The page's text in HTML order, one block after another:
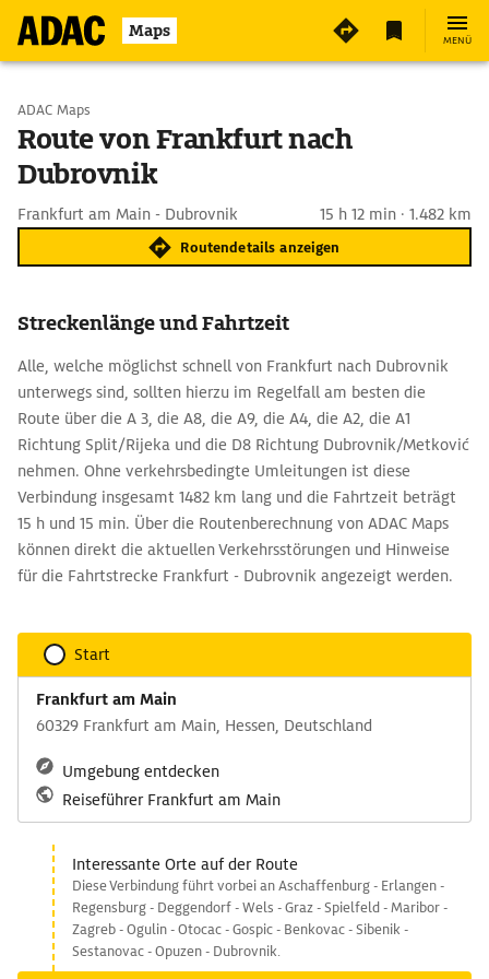
Maps MENÜ
Start wählen
Ziel eingeben
ADAC Maps
Route von Frankfurt nach
Dubrovnik
Frankfurt am Main - Dubrovnik 15 h 12 min · 1.482 km
Routendetails anzeigen
Streckenlänge und Fahrtzeit
Alle, welche möglichst schnell von Frankfurt nach Dubrovnik
unterwegs sind, sollten hierzu im Regelfall am besten die
Route über die A 3, die A8, die A9, die A4, die A2, die A1
Richtung Split/Rijeka und die D8 Richtung Dubrovnik/Metković
nehmen. Ohne verkehrsbedingte Umleitungen ist diese
Verbindung insgesamt 1482 km lang und die Fahrtzeit beträgt
15 h und 15 min. Über die Routenberechnung von ADAC Maps
können direkt die aktuellen Verkehrsstörungen und Hinweise
für die Fahrtstrecke Frankfurt - Dubrovnik angezeigt werden.
Start
Frankfurt am Main
60329 Frankfurt am Main, Hessen, Deutschland
Umgebung entdecken
Reiseführer Frankfurt am Main
Interessante Orte auf der Route
Diese Verbindung führt vorbei an Aschaffenburg - Erlangen -
Regensburg - Deggendorf - Wels - Graz - Spielfeld - Maribor -
Zagreb - Ogulin - Otocac - Gospic - Benkovac - Sibenik -
Sestanovac - Opuzen - Dubrovnik.